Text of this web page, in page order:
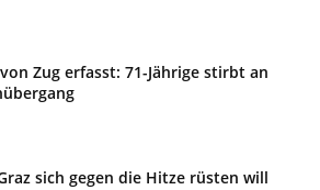
Zug erfasst: 71-Jährige stirbt an
sich gegen die Hitze rüsten will